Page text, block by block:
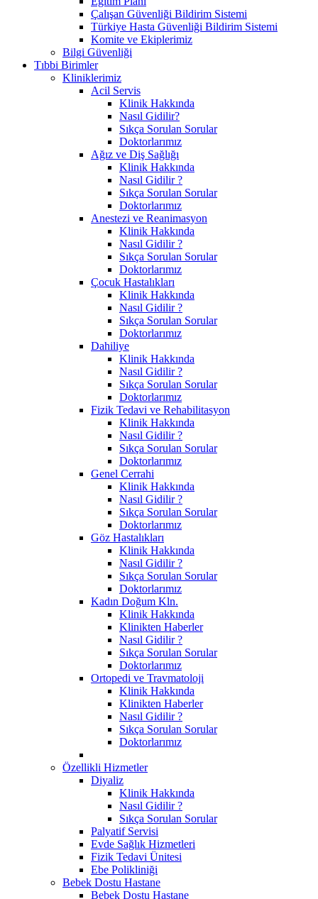
Çalışan Güvenliği Bildirim Sistemi
Türkiye Hasta Güvenliği Bildirim Sistemi
Komite ve Ekiplerimiz
Bilgi Güvenliği
Tıbbi Birimler
Kliniklerimiz
Acil Servis
Klinik Hakkında
Nasıl Gidilir?
Sıkça Sorulan Sorular
Doktorlarımız
Ağız ve Diş Sağlığı
Klinik Hakkında
Nasıl Gidilir ?
Sıkça Sorulan Sorular
Doktorlarımız
Anestezi ve Reanimasyon
Klinik Hakkında
Nasıl Gidilir ?
Sıkça Sorulan Sorular
Doktorlarımız
Çocuk Hastalıkları
Klinik Hakkında
Nasıl Gidilir ?
Sıkça Sorulan Sorular
Doktorlarımız
Dahiliye
Klinik Hakkında
Nasıl Gidilir ?
Sıkça Sorulan Sorular
Doktorlarımız
Fizik Tedavi ve Rehabilitasyon
Klinik Hakkında
Nasıl Gidilir ?
Sıkça Sorulan Sorular
Doktorlarımız
Genel Cerrahi
Klinik Hakkında
Nasıl Gidilir ?
Sıkça Sorulan Sorular
Doktorlarımız
Göz Hastalıkları
Klinik Hakkında
Nasıl Gidilir ?
Sıkça Sorulan Sorular
Doktorlarımız
Kadın Doğum Kln.
Klinik Hakkında
Klinikten Haberler
Nasıl Gidilir ?
Sıkça Sorulan Sorular
Doktorlarımız
Ortopedi ve Travmatoloji
Klinik Hakkında
Klinikten Haberler
Nasıl Gidilir ?
Sıkça Sorulan Sorular
Doktorlarımız
Özellikli Hizmetler
Diyaliz
Klinik Hakkında
Nasıl Gidilir ?
Sıkça Sorulan Sorular
Palyatif Servisi
Evde Sağlık Hizmetleri
Fizik Tedavi Ünitesi
Ebe Polikliniği
Bebek Dostu Hastane
Bebek Dostu Hastane